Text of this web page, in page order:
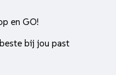
en GO!
bij jou past